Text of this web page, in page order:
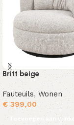
Britt beige
Fauteuils,Wonen
€399,00
Toevoegen aan